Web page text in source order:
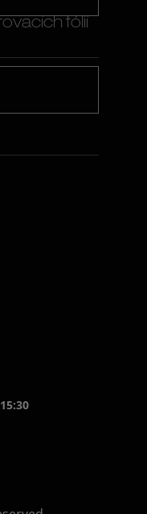
fólií